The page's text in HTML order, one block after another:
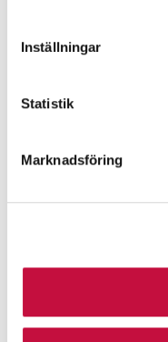
Inställningar
Statistik
Marknadsföring